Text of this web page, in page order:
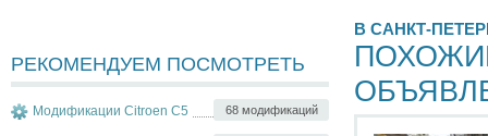
РЕКОМЕНДУЕМ ПОСМОТРЕТЬ
68 модификаций
Модификации Citroen C5
В САНКТ-